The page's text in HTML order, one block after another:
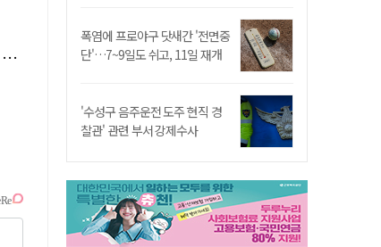
폭염에 프로야구 닷새간 '전면중
단'…7~9일도 쉬고, 11일 재개
'수성구 음주운전 도주 현직 경
찰관' 관련 부서 강제수사